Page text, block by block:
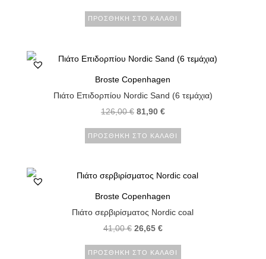
ΠΡΟΣΘΉΚΗ ΣΤΟ ΚΑΛΆΘΙ
Broste Copenhagen
Πιάτο Επιδορπίου Nordic Sand (6 τεμάχια)
126,00€ 81,90 €
ΠΡΟΣΘΉΚΗ ΣΤΟ ΚΑΛΆΘΙ
Broste Copenhagen
Πιάτο σερβιρίσματος Nordic coal
41,00€ 26,65 €
ΠΡΟΣΘΉΚΗ ΣΤΟ ΚΑΛΆΘΙ